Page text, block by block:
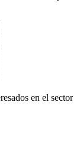
en el sector